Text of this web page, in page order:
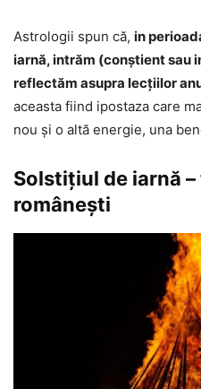
Astrologii spun că, in
iarnă, intrăm (conştient sau
reflectăm asupra lecţiilor
aceasta fiind ipostaza care
nou şi o altă energie, una
Solstițiul de iarnă
românești